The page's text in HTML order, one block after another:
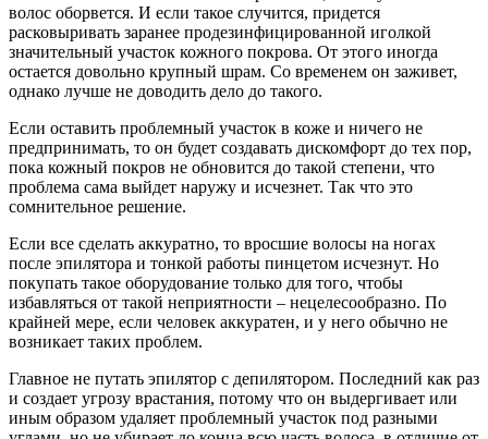
волос оборвется. И если такое случится, придется
расковыривать заранее продезинфицированной иголкой
значительный участок кожного покрова. От этого иногда
остается довольно крупный шрам. Со временем он заживет,
однако лучше не доводить дело до такого.
Если оставить проблемный участок в коже и ничего не
предпринимать, то он будет создавать дискомфорт до тех пор,
пока кожный покров не обновится до такой степени, что
проблема сама выйдет наружу и исчезнет. Так что это
сомнительное решение.
Если все сделать аккуратно, то вросшие волосы на ногах
после эпилятора и тонкой работы пинцетом исчезнут. Но
покупать такое оборудование только для того, чтобы
избавляться от такой неприятности – нецелесообразно. По
крайней мере, если человек аккуратен, и у него обычно не
возникает таких проблем.
Главное не путать эпилятор с депилятором. Последний как раз
и создает угрозу врастания, потому что он выдергивает или
иным образом удаляет проблемный участок под разными